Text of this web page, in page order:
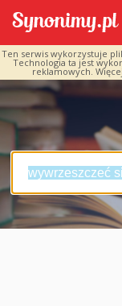
Ten serwis wykorzystuje
Technologia ta jest
reklamowych.